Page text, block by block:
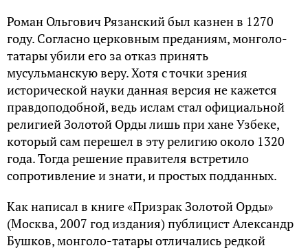
Роман Ольгович Рязанский был казнен в 1270
году. Согласно церковным преданиям, монголо-
татары убили его за отказ принять
мусульманскую веру. Хотя с точки зрения
исторической науки данная версия не кажется
правдоподобной, ведь ислам стал официальной
религией Золотой Орды лишь при хане Узбеке,
который сам перешел в эту религию около 1320
года. Тогда решение правителя встретило
сопротивление и знати, и простых подданных.
Как написал в книге «Призрак Золотой Орды»
(Москва, 2007 год издания) публицист Александр
Бушков, монголо-татары отличались редкой